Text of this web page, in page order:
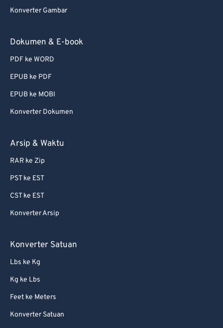
Konverter Gambar
Dokumen & E-book
PDF ke WORD
EPUB ke PDF
EPUB ke MOBI
Konverter Dokumen
Arsip & Waktu
RAR ke Zip
PST ke EST
CST ke EST
Konverter Arsip
Konverter Satuan
Lbs ke Kg
Kg ke Lbs
Feet ke Meters
Konverter Satuan